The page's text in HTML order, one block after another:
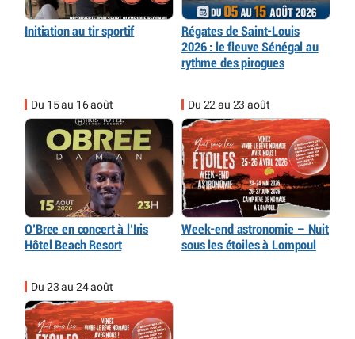
Initiation au tir sportif
Régates de Saint-Louis
2026 : le fleuve Sénégal au
rythme des pirogues
Du 15 au 16 août
O’Bree en concert à l’Iris
Hôtel Beach Resort
Du 22 au 23 août
Week-end astronomie – Nuit
sous les étoiles à Lompoul
Du 23 au 24 août